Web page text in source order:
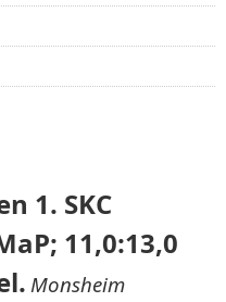
1. SKC
11,0:13,0
Monsheim